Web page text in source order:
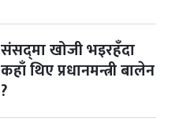
संसद्‌मा खोजी भइरहँदा
कहाँ थिए प्रधानमन्त्री बालेन
?